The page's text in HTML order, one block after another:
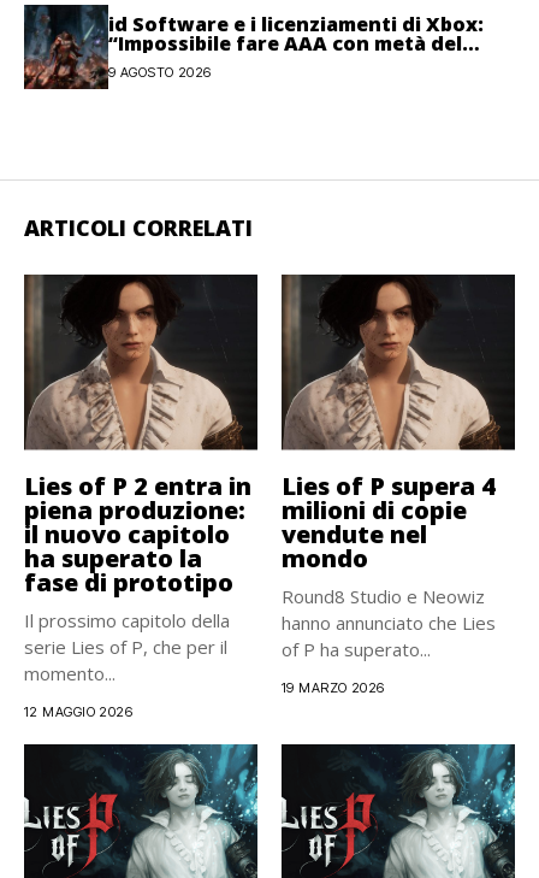
id Software e i licenziamenti di Xbox:
“Impossibile fare AAA con metà del
personale”
9 AGOSTO 2026
ARTICOLI CORRELATI
Lies of P 2 entra in
piena produzione:
il nuovo capitolo
ha superato la
fase di prototipo
Il prossimo capitolo della
serie Lies of P, che per il
momento...
12 MAGGIO 2026
Lies of P supera 4
milioni di copie
vendute nel
mondo
Round8 Studio e Neowiz
hanno annunciato che Lies
of P ha superato...
19 MARZO 2026